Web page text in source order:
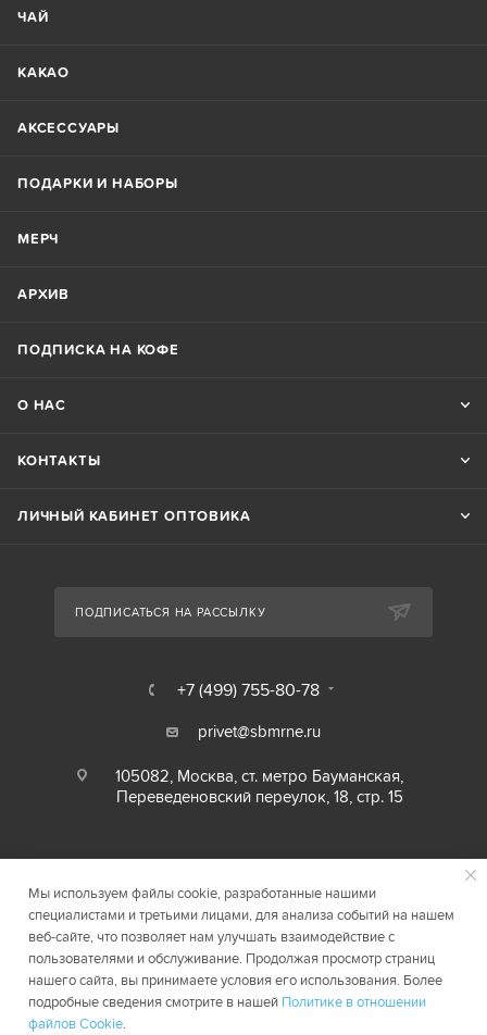
ЧАЙ
КАКАО
АКСЕССУАРЫ
ПОДАРКИ И НАБОРЫ
МЕРЧ
АРХИВ
ПОДПИСКА НА КОФЕ
О НАС
КОНТАКТЫ
ЛИЧНЫЙ КАБИНЕТ ОПТОВИКА
ПОДПИСАТЬСЯ НА РАССЫЛКУ
+7 (499) 755-80-78
privet@sbmrne.ru
105082, Москва, ст. метро Бауманская,
Переведеновский переулок, 18, стр. 15
2026 © SBMRNE.RU Карта сайта
Мы используем файлы cookie, разработанные нашими
специалистами и третьими лицами, для анализа событий на нашем
веб-сайте, что позволяет нам улучшать взаимодействие с
пользователями и обслуживание. Продолжая просмотр страниц
нашего сайта, вы принимаете условия его использования. Более
подробные сведения смотрите в нашей Политике в отношении
файлов Cookie.